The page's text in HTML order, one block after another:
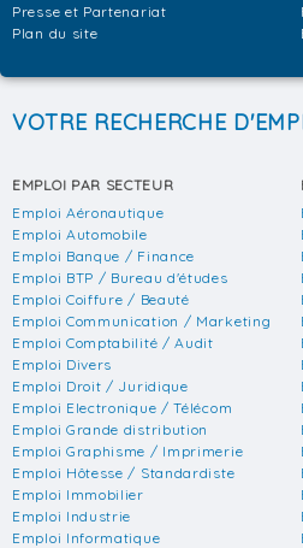
Presse et Partenariat
Plan du site
VOTRE RECHERCHE
EMPLOI PAR SECTEUR
Emploi Aéronautique
Emploi Automobile
Emploi Banque / Finance
Emploi BTP / Bureau d'études
Emploi Coiffure / Beauté
Emploi Communication / Marketing
Emploi Comptabilité / Audit
Emploi Divers
Emploi Droit / Juridique
Emploi Electronique / Télécom
Emploi Grande distribution
Emploi Graphisme / Imprimerie
Emploi Hôtesse / Standardiste
Emploi Immobilier
Emploi Industrie
Emploi Informatique